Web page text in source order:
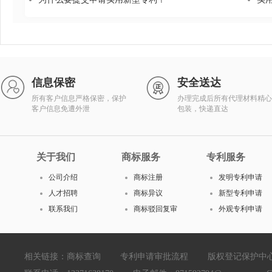
信息保密
所有客户信息严格保密，保护
客户信息免遭外泄
安全送达
办理完成后所有代理材料精心
包装，快递直达
关于我们
公司介绍
人才招聘
联系我们
商标服务
商标注册
商标异议
商标驳回复审
专利服务
发明专利申请
新型专利申请
外观专利申请
相关链接： 商标查询 专利申请审批流程
版权登记保护中